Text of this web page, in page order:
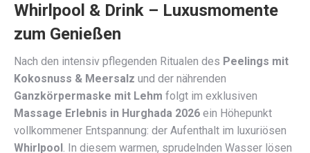
Whirlpool & Drink – Luxusmomente
zum Genießen
Nach den intensiv pflegenden Ritualen des Peelings mit
Kokosnuss & Meersalz und der nährenden
Ganzkörpermaske mit Lehm folgt im exklusiven
Massage Erlebnis in Hurghada 2026 ein Höhepunkt
vollkommener Entspannung: der Aufenthalt im luxuriösen
Whirlpool. In diesem warmen, sprudelnden Wasser lösen